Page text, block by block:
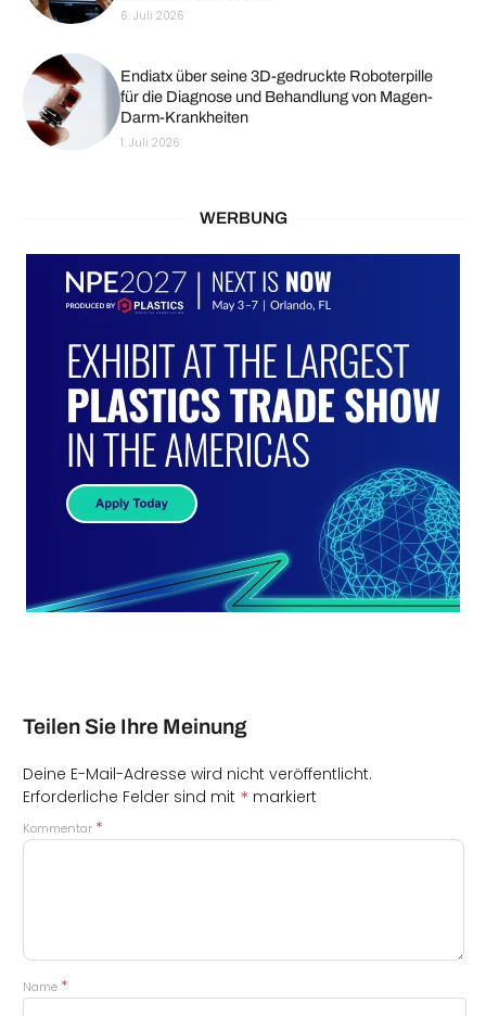
6. Juli 2026
Endiatx über seine 3D-gedruckte Roboterpille
für die Diagnose und Behandlung von Magen-
Darm-Krankheiten
1. Juli 2026
WERBUNG
Teilen Sie Ihre Meinung
Deine E-Mail-Adresse wird nicht veröffentlicht.
Erforderliche Felder sind mit * markiert
Kommentar *
Name *